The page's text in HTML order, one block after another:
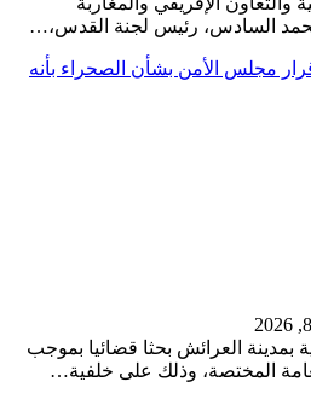
محمد السادس، رئيس لجنة القدس،…
مجلس الأمن بشأن الصحراء بأنه
العرائش بحثا قضائيا بموجب
المختصة، وذلك على خلفية…